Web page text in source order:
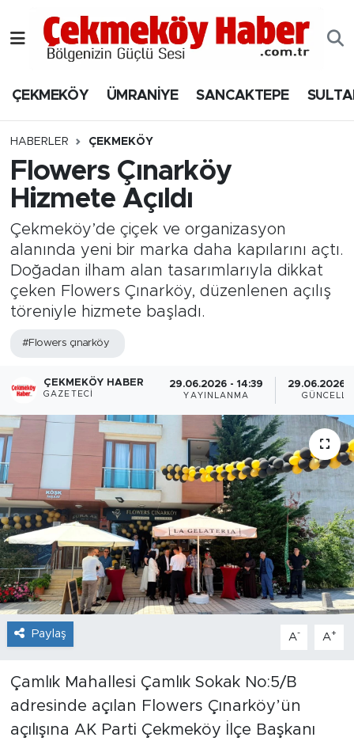
ÇEKMEKÖY ÜMRANİYE SANCAKTEPE
HABERLER ÇEKMEKÖY
Flowers Çınarköy
Hizmete Açıldı
Çekmeköy’de çiçek ve organizasyon
alanında yeni bir marka daha kapılarını açtı.
Doğadan ilham alan tasarımlarıyla dikkat
çeken Flowers Çınarköy, düzenlenen açılış
töreniyle hizmete başladı.
#Flowers çınarköy
ÇEKMEKÖY HABER
GAZETECI
29.06.2026 - 14:39
YAYINLANMA
29.06.2026 -
Paylaş A- A+
Çamlık Mahallesi Çamlık Sokak No:5/B
adresinde açılan Flowers Çınarköy’ün
açılışına AK Parti Çekmeköy İlçe Başkanı
Nöbetçi Eczaneler
Hava Durumu
Namaz Vakitleri
Trafik Durumu
Süper Lig Puan Durumu ve Fikstür
Tüm Manşetler
Son Dakika Haberleri
Haber Arşivi